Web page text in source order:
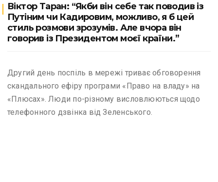
Віктор Таран: “Якби він себе так поводив із
Путіним чи Кадировим, можливо, я б цей
стиль розмови зрозумів. Але вчора він
говорив із Президентом моєї країни.”
Другий день поспіль в мережі триває обговорення
скандального ефіру програми «Право на владу» на
«Плюсах». Люди по-різному висловлюються щодо
телефонного дзвінка від Зеленського.